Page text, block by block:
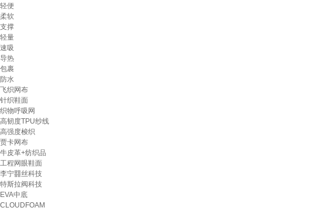
轻便
柔软
支撑
轻量
速吸
导热
包裹
防水
飞织网布
针织鞋面
织物呼吸网
高韧度TPU纱线
高强度梭织
贾卡网布
牛皮革+纺织品
工程网眼鞋面
李宁䨻丝科技
特斯拉阀科技
EVA中底
CLOUDFOAM